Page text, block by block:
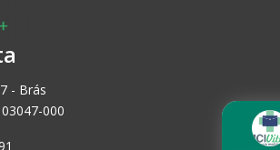
- Brás
000